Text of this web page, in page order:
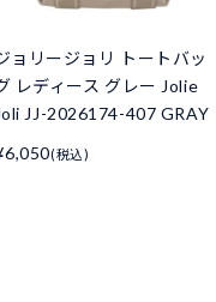
ョリージョリ トートバッ
レディース グレー Jolie
JJ-2026174-407 GRAY
(税込)